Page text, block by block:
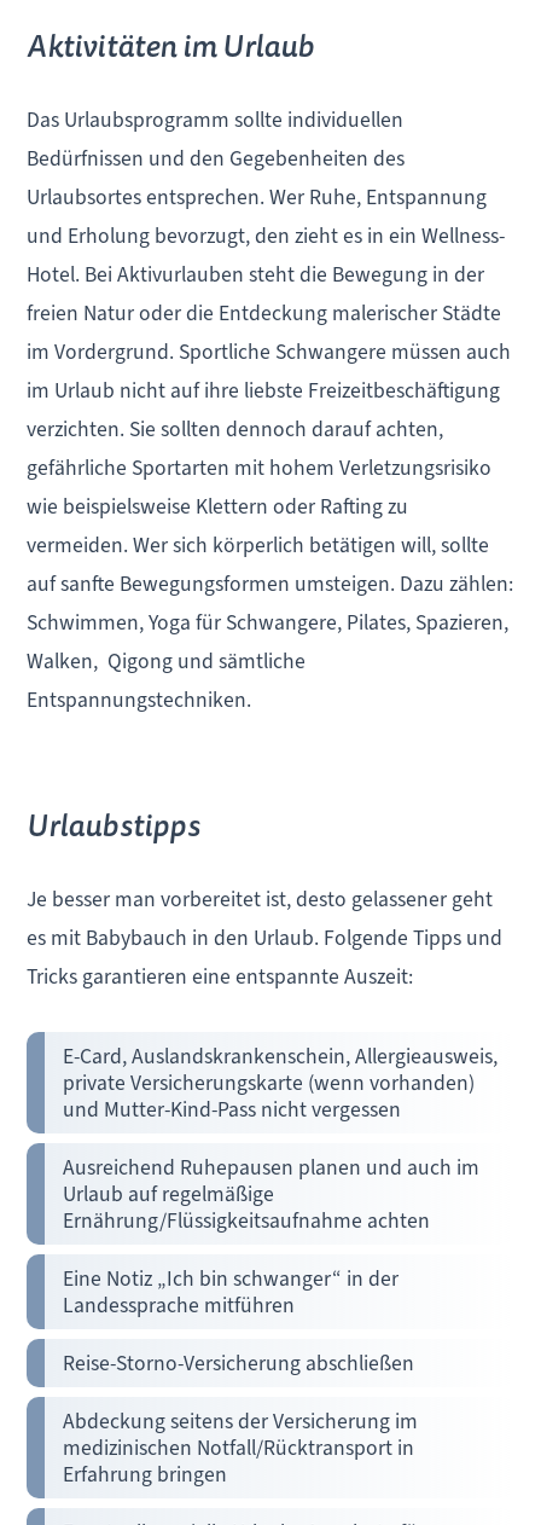
Aktivitäten im Urlaub
Das Urlaubsprogramm sollte individuellen
Bedürfnissen und den Gegebenheiten des
Urlaubsortes entsprechen. Wer Ruhe, Entspannung
und Erholung bevorzugt, den zieht es in ein Wellness-
Hotel. Bei Aktivurlauben steht die Bewegung in der
freien Natur oder die Entdeckung malerischer Städte
im Vordergrund. Sportliche Schwangere müssen auch
im Urlaub nicht auf ihre liebste Freizeitbeschäftigung
verzichten. Sie sollten dennoch darauf achten,
gefährliche Sportarten mit hohem Verletzungsrisiko
wie beispielsweise Klettern oder Rafting zu
vermeiden. Wer sich körperlich betätigen will, sollte
auf sanfte Bewegungsformen umsteigen. Dazu zählen:
Schwimmen, Yoga für Schwangere, Pilates, Spazieren,
Walken, Qigong und sämtliche
Entspannungstechniken.
Urlaubstipps
Je besser man vorbereitet ist, desto gelassener geht
es mit Babybauch in den Urlaub. Folgende Tipps und
Tricks garantieren eine entspannte Auszeit:
E-Card, Auslandskrankenschein, Allergieausweis,
private Versicherungskarte (wenn vorhanden)
und Mutter-Kind-Pass nicht vergessen
Ausreichend Ruhepausen planen und auch im
Urlaub auf regelmäßige
Ernährung/Flüssigkeitsaufnahme achten
Eine Notiz „Ich bin schwanger“ in der
Landessprache mitführen
Reise-Storno-Versicherung abschließen
Abdeckung seitens der Versicherung im
medizinischen Notfall/Rücktransport in
Erfahrung bringen